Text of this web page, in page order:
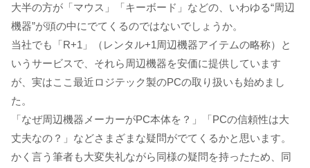
大半の方が「マウス」「キーボード」などの、いわゆる“周辺
機器”が頭の中にでてくるのではないでしょうか。
当社でも「R+1」（レンタル+1周辺機器アイテムの略称）と
いうサービスで、それら周辺機器を安価に提供しています
が、実はここ最近ロジテック製のPCの取り扱いも始めまし
た。
「なぜ周辺機器メーカーがPC本体を？」「PCの信頼性は大
丈夫なの？」などさまざまな疑問がでてくるかと思います。
かく言う筆者も大変失礼ながら同様の疑問を持ったため、同